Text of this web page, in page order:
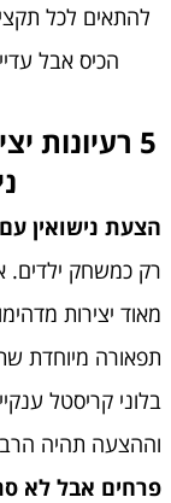
להתאים לכל
הכיס אבל
5 רעיונות
הצעת נישואין
רק כמשחק ילדים.
מאוד יצירות
תפאורה מיוחדת
בלוני קריסטל
וההצעה תהיה
פרחים אבל לא